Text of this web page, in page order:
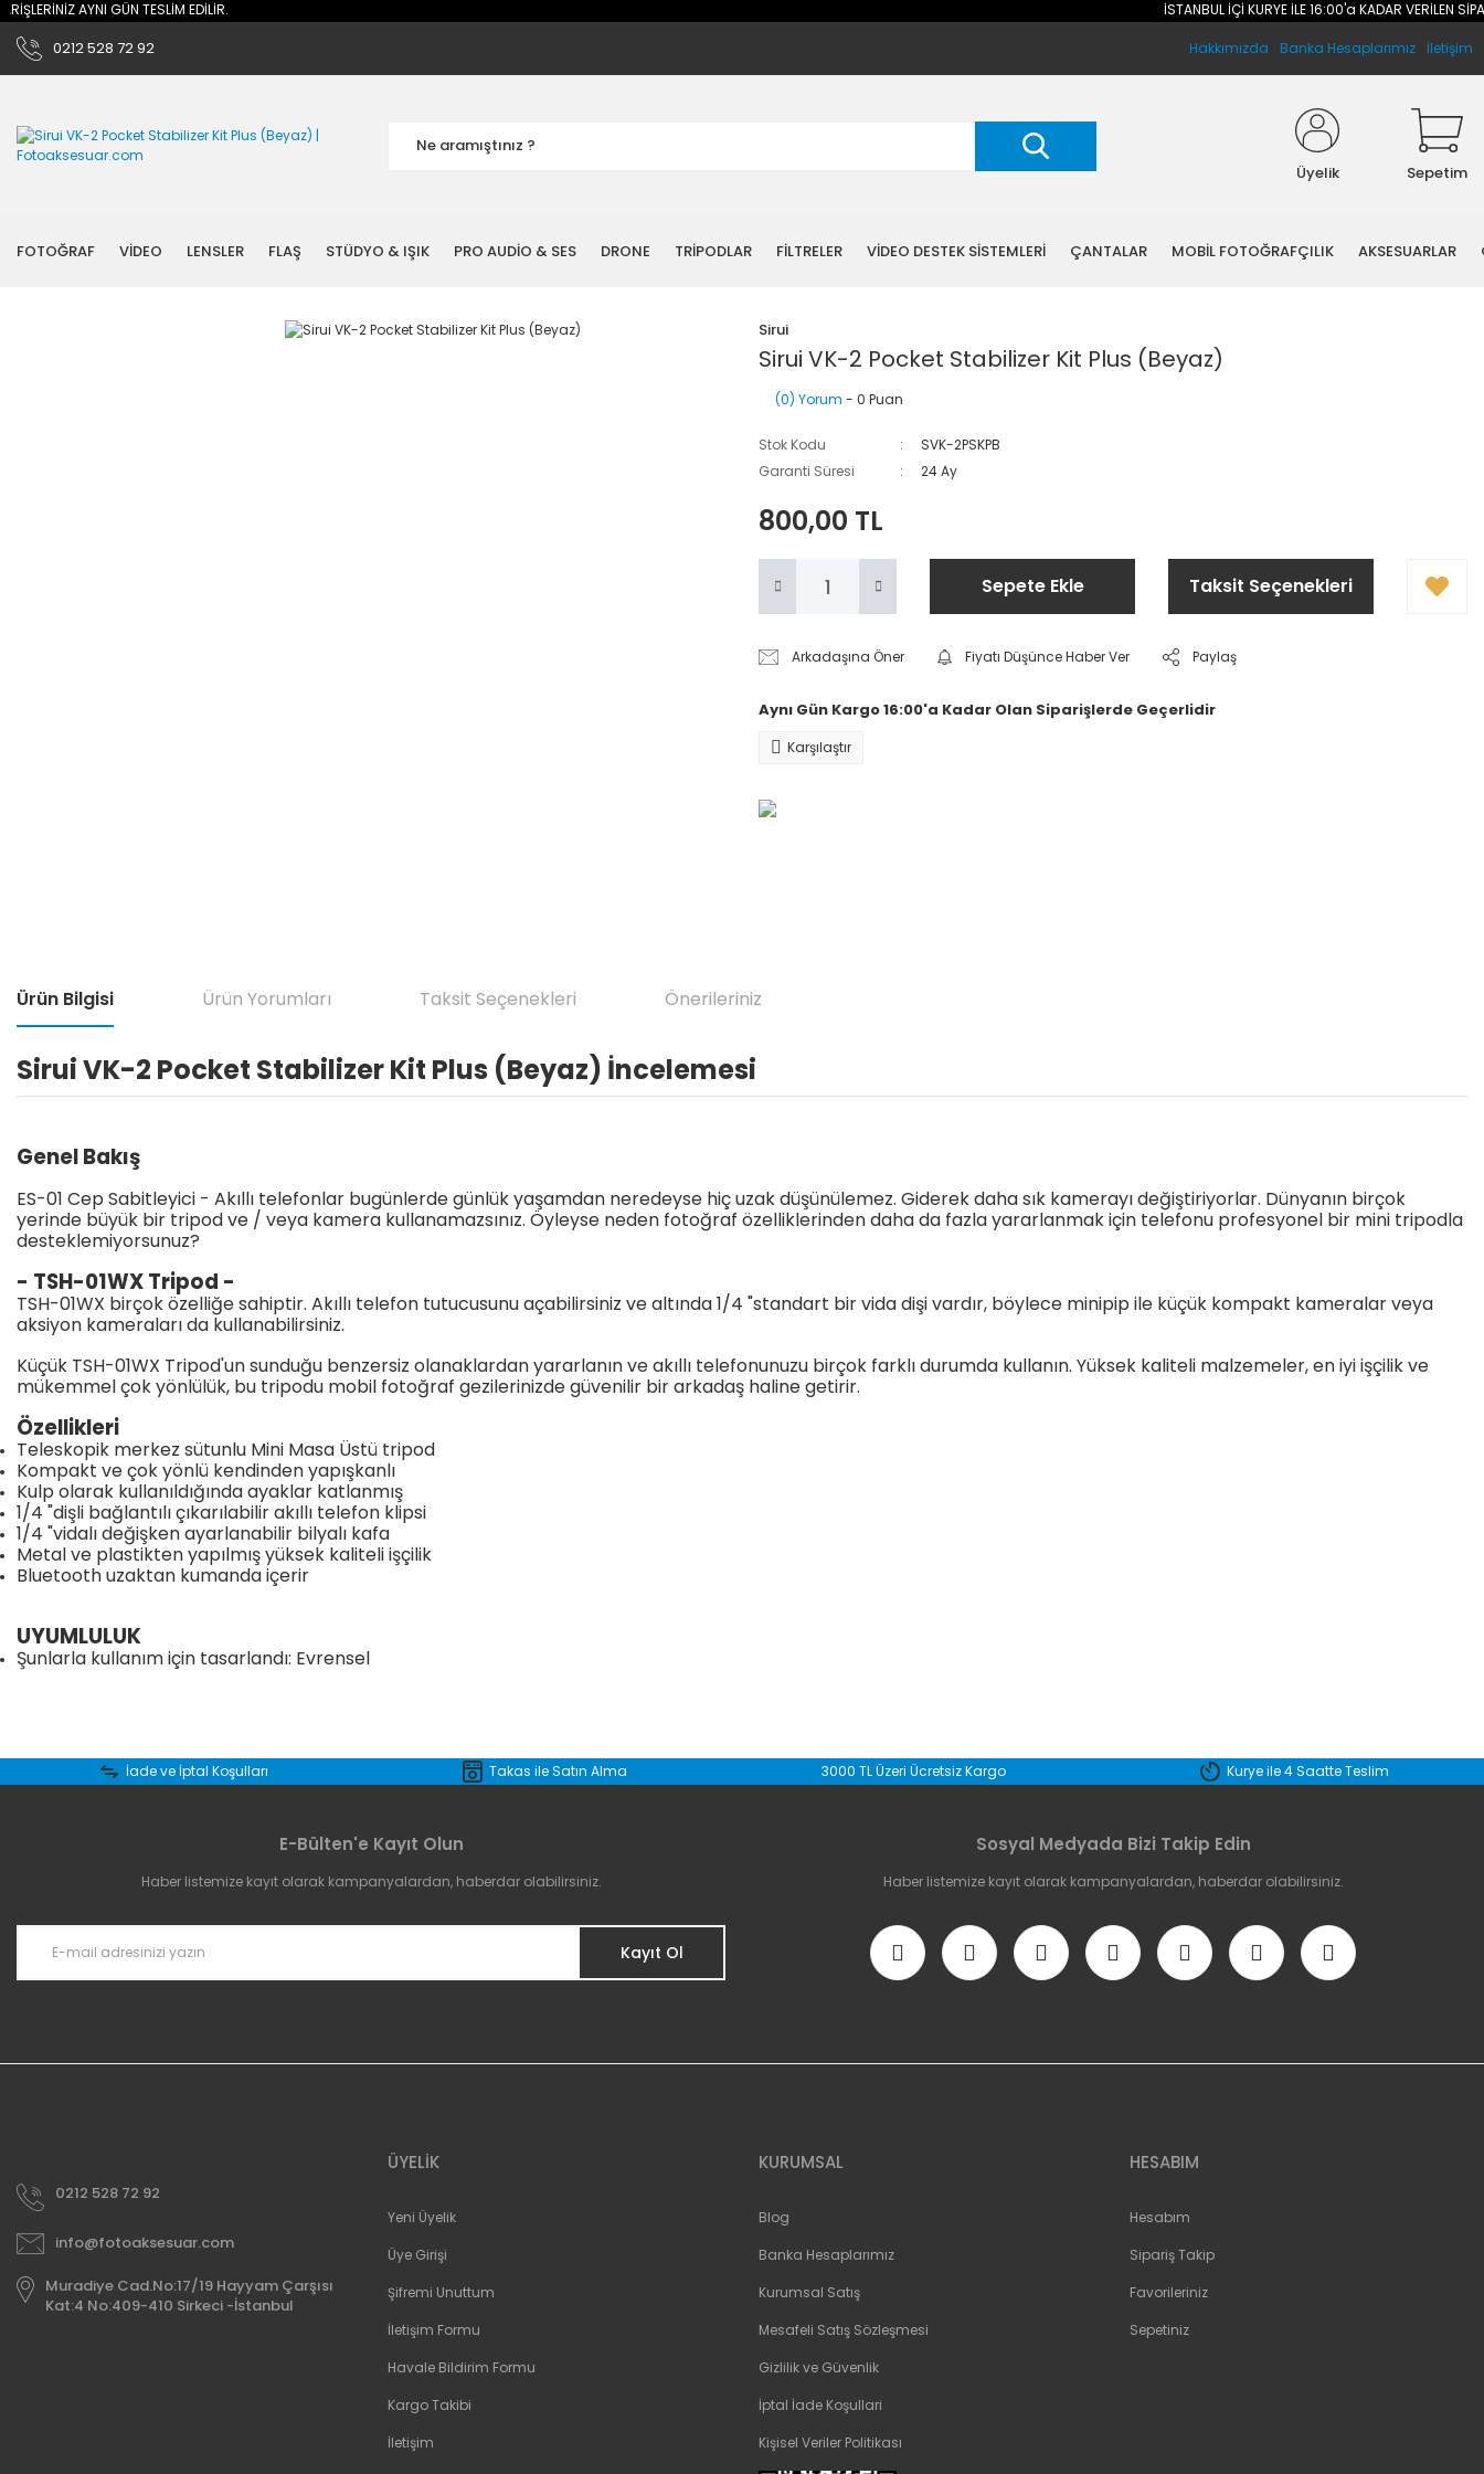
AYNI GÜN TESLİM EDİLİR. İSTANBUL İÇİ KURYE İLE 16:00'a KADAR VERİLEN
0212 528 72 92 Hakkımızda Banka Hesaplarımız İletişim
Üyelik Sepetim
FOTOĞRAF VİDEO LENSLER FLAŞ STÜDYO & IŞIK PRO AUDİO & SES DRONE TRİPODLAR FİLTRELER VİDEO DESTEK SİSTEMLERİ ÇANTALAR MOBİL FOTOĞRAFÇILIK AKSESUARLAR
Sirui
Sirui VK-2 Pocket Stabilizer Kit Plus (Beyaz)
(0) Yorum - 0 Puan
Stok Kodu
SVK-2PSKPB
Garanti Süresi
24 Ay
800,00 TL
Sepete Ekle Taksit Seçenekleri
Arkadaşına Öner Fiyatı Düşünce Haber Ver Paylaş
Aynı Gün Kargo 16:00'a Kadar Olan Siparişlerde Geçerlidir
Karşılaştır
Ürün Bilgisi Ürün Yorumları Taksit Seçenekleri Önerileriniz
Sirui VK-2 Pocket Stabilizer Kit Plus (Beyaz) İncelemesi
Genel Bakış
ES-01 Cep Sabitleyici - Akıllı telefonlar bugünlerde günlük yaşamdan neredeyse hiç uzak düşünülemez. Giderek daha sık kamerayı değiştiriyorlar. Dünyanın birçok
yerinde büyük bir tripod ve / veya kamera kullanamazsınız. Öyleyse neden fotoğraf özelliklerinden daha da fazla yararlanmak için telefonu profesyonel bir mini tripodla
desteklemiyorsunuz?
- TSH-01WX Tripod -
TSH-01WX birçok özelliğe sahiptir. Akıllı telefon tutucusunu açabilirsiniz ve altında 1/4 "standart bir vida dişi vardır, böylece minipip ile küçük kompakt kameralar veya
aksiyon kameraları da kullanabilirsiniz.
Küçük TSH-01WX Tripod'un sunduğu benzersiz olanaklardan yararlanın ve akıllı telefonunuzu birçok farklı durumda kullanın. Yüksek kaliteli malzemeler, en iyi işçilik ve
mükemmel çok yönlülük, bu tripodu mobil fotoğraf gezilerinizde güvenilir bir arkadaş haline getirir.
Özellikleri
Teleskopik merkez sütunlu Mini Masa Üstü tripod
Kompakt ve çok yönlü kendinden yapışkanlı
Kulp olarak kullanıldığında ayaklar katlanmış
1/4 "dişli bağlantılı çıkarılabilir akıllı telefon klipsi
1/4 "vidalı değişken ayarlanabilir bilyalı kafa
Metal ve plastikten yapılmış yüksek kaliteli işçilik
Bluetooth uzaktan kumanda içerir
UYUMLULUK
Şunlarla kullanım için tasarlandı: Evrensel
Bu ürüne ilk yorumu siz yapın!
Görüş ve önerileriniz için teşekkür ederiz.
Ürün açıklamasında eksik bilgiler bulunuyor.
Ürün bilgilerinde hatalar bulunuyor.
Bu ürüne benzer farklı alternatifler olmalı.
İade ve İptal Koşulları Takas ile Satın Alma 3000 TL Üzeri Ücretsiz Kargo Kurye ile 4 Saatte Teslim
E-Bülten'e Kayıt Olun
Haber listemize kayıt olarak kampanyalardan, haberdar olabilirsiniz.
Kayıt Ol
Sosyal Medyada Bizi Takip Edin
Haber listemize kayıt olarak kampanyalardan, haberdar olabilirsiniz.
0212 528 72 92
info@fotoaksesuar.com
Muradiye Cad.No:17/19 Hayyam Çarşısı
Kat:4 No:409-410 Sirkeci -İstanbul
ÜYELİK
Yeni Üyelik
Üye Girişi
Şifremi Unuttum
İletişim Formu
Havale Bildirim Formu
Kargo Takibi
İletişim
KURUMSAL
Blog
Banka Hesaplarımız
Kurumsal Satış
Mesafeli Satış Sözleşmesi
Gizlilik ve Güvenlik
İptal İade Koşullari
Kişisel Veriler Politikası
HESABIM
Hesabım
Sipariş Takip
Favorileriniz
Sepetiniz